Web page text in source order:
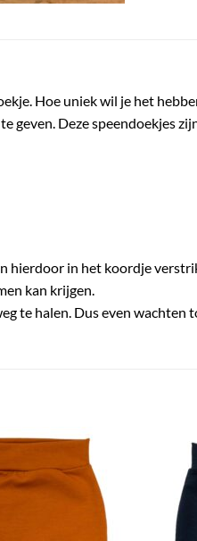
Hoe uniek wil je het
geven. Deze speendoekjes
hierdoor in het koordje
kan krijgen.
te halen. Dus even wachten